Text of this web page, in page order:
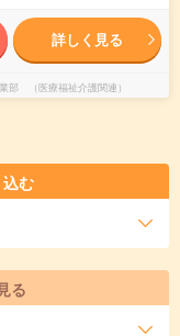
詳しく見る
部 （医療福祉介護関連）
む
る